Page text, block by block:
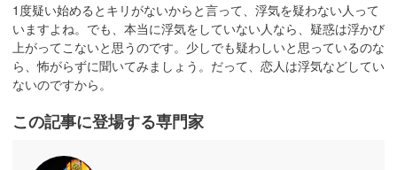
1度疑い始めるとキリがないからと言って、浮気を疑わない人って
いますよね。でも、本当に浮気をしていない人なら、疑惑は浮かび
上がってこないと思うのです。少しでも疑わしいと思っているのな
ら、怖がらずに聞いてみましょう。だって、恋人は浮気などしてい
ないのですから。
この記事に登場する専門家